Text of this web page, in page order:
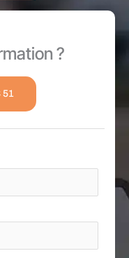
?
51